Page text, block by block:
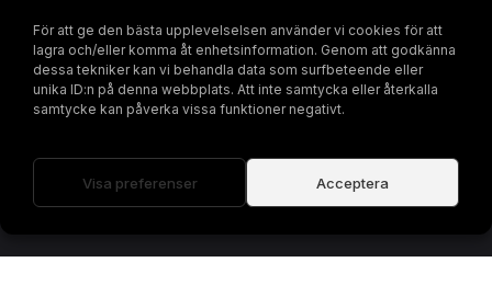
För att ge den bästa upplevelselsen använder vi cookies för att
lagra och/eller komma åt enhetsinformation. Genom att godkänna
dessa tekniker kan vi behandla data som surfbeteende eller
unika ID:n på denna webbplats. Att inte samtycka eller återkalla
samtycke kan påverka vissa funktioner negativt.
Acceptera
Visa preferenser
Kista Science Tower
Färögatan 33
164 51 Kista
Sweden